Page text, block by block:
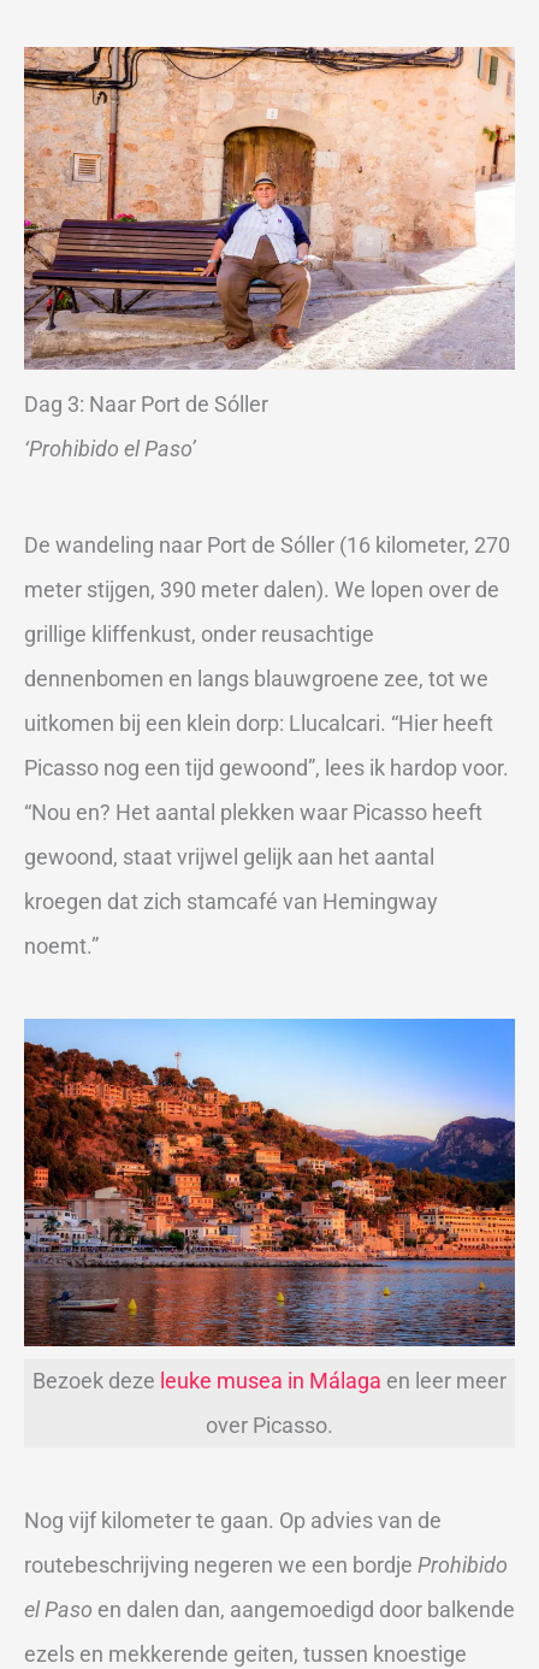
Dag 3: Naar Port de Sóller
‘Prohibido el Paso’
De wandeling naar Port de Sóller (16 kilometer, 270
meter stijgen, 390 meter dalen). We lopen over de
grillige kliffenkust, onder reusachtige
dennenbomen en langs blauwgroene zee, tot we
uitkomen bij een klein dorp: Llucalcari. “Hier heeft
Picasso nog een tijd gewoond”, lees ik hardop voor.
“Nou en? Het aantal plekken waar Picasso heeft
gewoond, staat vrijwel gelijk aan het aantal
kroegen dat zich stamcafé van Hemingway
noemt.”
Bezoek deze leuke musea in Málaga en leer meer
over Picasso.
Nog vijf kilometer te gaan. Op advies van de
routebeschrijving negeren we een bordje Prohibido
el Paso en dalen dan, aangemoedigd door balkende
ezels en mekkerende geiten, tussen knoestige